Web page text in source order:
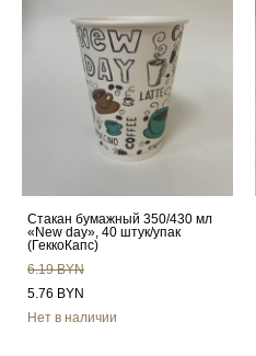
Стакан бумажный 350/430 мл
«New day», 40 штук/упак
(ГеккоКапс)
6.19 BYN
5.76 BYN
Нет в наличии